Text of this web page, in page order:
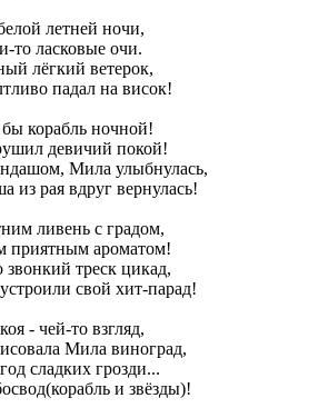
летней ночи,
то ласковые очи.
лёгкий ветерок,
падал на висок!
бы корабль ночной!
девичий покой!
Мила улыбнулась,
из рая вдруг вернулась!
ливень с градом,
приятным ароматом!
треск цикад,
свой хит-парад!
- чей-то взгляд,
Мила виноград,
сладких грозди...
и звёзды)!